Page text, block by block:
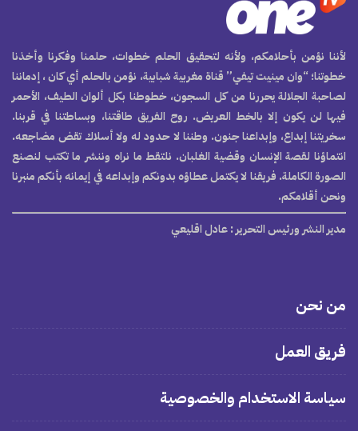
لأننا نؤمن بأحلامكم، ولأنه لتحقيق الحلم خطوات، حلمنا وفكرنا وأخذنا
خطوتنا؛ “وان مينيت تيفي” قناة مغربية شبابية، نؤمن بالحلم أي كان ، إدماننا
لصاحبة الجلالة يحررنا من كل السجون، خطوطنا بكل ألوان الطيف، الأحمر
فيها لن يكون إلا بالخط العريض. روح الفريق طاقتنا، وبساطتنا في قربنا.
سخريتنا إبداع، وإبداعنا جنون. وطننا لا حدود له ولا أسلاك تقض مضاجعه.
انتماؤنا لقصة الإنسان وقضية الغلبان. نلتقط ما نراه وننشر ما تكتب لنصنع
الصورة الكاملة. فريقنا لا يكتمل عطاؤه بدونكم وإبداعه في إيمانه بأنكم منبرنا
ونحن أقلامكم.
مدير النشر ورئيس التحرير : عادل اقليعي
من نحن
فريق العمل
سياسة الاستخدام والخصوصية